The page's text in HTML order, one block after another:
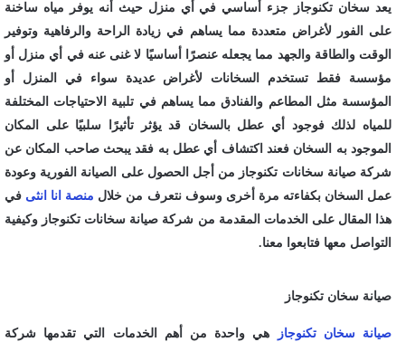
يعد سخان تكنوجاز جزء أساسي في أي منزل حيث أنه يوفر مياه ساخنة
على الفور لأغراض متعددة مما يساهم في زيادة الراحة والرفاهية وتوفير
الوقت والطاقة والجهد مما يجعله عنصرًا أساسيًا لا غنى عنه في أي منزل أو
مؤسسة فقط تستخدم السخانات لأغراض عديدة سواء في المنزل أو
المؤسسة مثل المطاعم والفنادق مما يساهم في تلبية الاحتياجات المختلفة
للمياه لذلك فوجود أي عطل بالسخان قد يؤثر تأثيرًا سلبيًا على المكان
الموجود به السخان فعند اكتشاف أي عطل به فقد يبحث صاحب المكان عن
شركة صيانة سخانات تكنوجاز من أجل الحصول على الصيانة الفورية وعودة
عمل السخان بكفاءته مرة أخرى وسوف نتعرف من خلال منصة انا انثى في
هذا المقال على الخدمات المقدمة من شركة صيانة سخانات تكنوجاز وكيفية
التواصل معها فتابعوا معنا.
صيانة سخان تكنوجاز
صيانة سخان تكنوجاز
هي واحدة من أهم الخدمات التي تقدمها شركة